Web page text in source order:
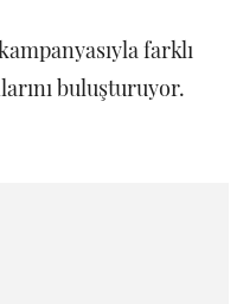
farklı
buluşturuyor.